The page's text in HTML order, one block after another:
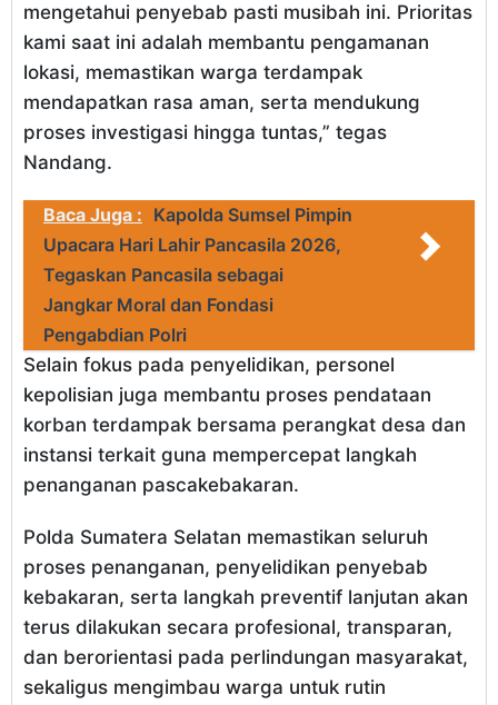
mengetahui penyebab pasti musibah ini. Prioritas
kami saat ini adalah membantu pengamanan
lokasi, memastikan warga terdampak
mendapatkan rasa aman, serta mendukung
proses investigasi hingga tuntas,” tegas
Nandang.
Baca Juga : Kapolda Sumsel Pimpin
Upacara Hari Lahir Pancasila 2026,
Tegaskan Pancasila sebagai
Jangkar Moral dan Fondasi
Pengabdian Polri
Selain fokus pada penyelidikan, personel
kepolisian juga membantu proses pendataan
korban terdampak bersama perangkat desa dan
instansi terkait guna mempercepat langkah
penanganan pascakebakaran.
Polda Sumatera Selatan memastikan seluruh
proses penanganan, penyelidikan penyebab
kebakaran, serta langkah preventif lanjutan akan
terus dilakukan secara profesional, transparan,
dan berorientasi pada perlindungan masyarakat,
sekaligus mengimbau warga untuk rutin